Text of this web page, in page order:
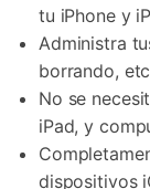
tu iPhone y
Administra
borrando,
No se
iPad, y
dispositivos